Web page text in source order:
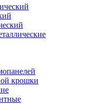
крошки